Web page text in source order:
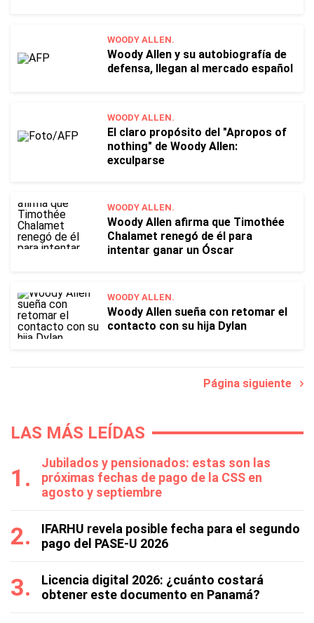
WOODY ALLEN.
Woody Allen y su autobiografía de
defensa, llegan al mercado español
WOODY ALLEN.
El claro propósito del "Apropos of
nothing" de Woody Allen:
exculparse
WOODY ALLEN.
Woody Allen afirma que Timothée
Chalamet renegó de él para
intentar ganar un Óscar
WOODY ALLEN.
Woody Allen sueña con retomar el
contacto con su hija Dylan
Página siguiente
LAS MÁS LEÍDAS
Jubilados y pensionados: estas son las
próximas fechas de pago de la CSS en
agosto y septiembre
IFARHU revela posible fecha para el segundo
pago del PASE-U 2026
Licencia digital 2026: ¿cuánto costará
obtener este documento en Panamá?